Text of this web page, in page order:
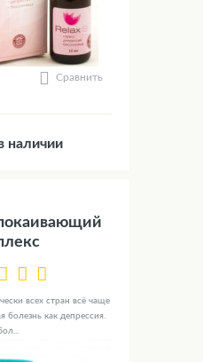
Сравнить
наличии
всех стран всё чаще
болезнь как депрессия.